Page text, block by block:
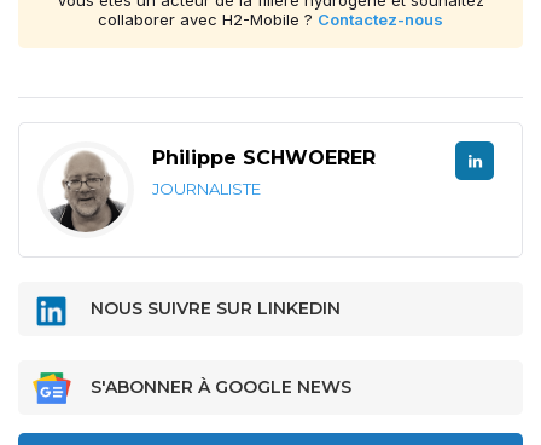
collaborer avec H2-Mobile ? Contactez-nous
Philippe SCHWOERER
JOURNALISTE
NOUS SUIVRE SUR LINKEDIN
S'ABONNER À GOOGLE NEWS